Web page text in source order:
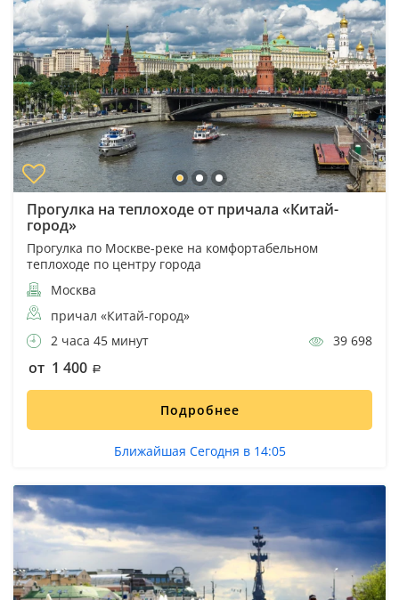
Прогулка на теплоходе от причала «Китай-
город»
Прогулка по Москве-реке на комфортабельном
теплоходе по центру города
Москва
причал «Китай-город»
2 часа 45 минут
39 698
от 1 400
Подробнее
Ближайшая Сегодня в 14:05